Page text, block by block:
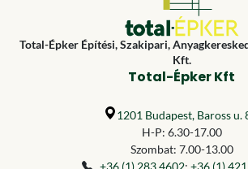
Total-Épker Építési, Szakipari,
Kft.
Total-Épker Kft
1201 Budapest, Baross u.
H-P: 6.30-17.00
Szombat: 7.00-13.00
+36 (1) 283 4602; +36 (1)